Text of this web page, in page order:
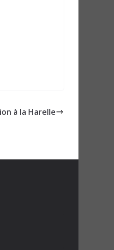
à la Harelle